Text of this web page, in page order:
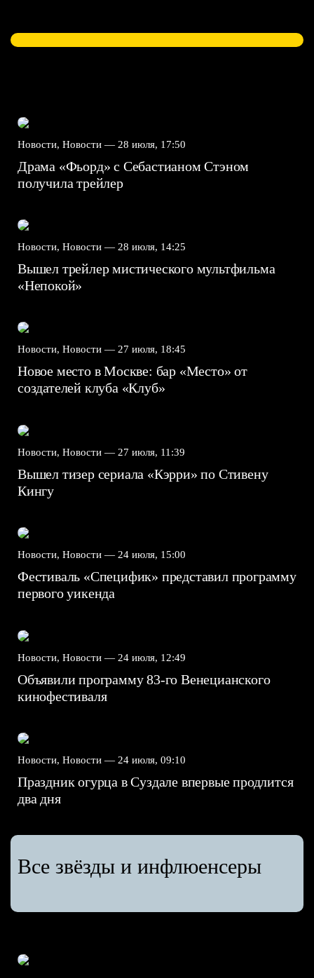
Новости, Новости — 28 июля, 17:50
Драма «Фьорд» с Себастианом Стэном
получила трейлер
Новости, Новости — 28 июля, 14:25
Вышел трейлер мистического мультфильма
«Непокой»
Новости, Новости — 27 июля, 18:45
Новое место в Москве: бар «Место» от
создателей клуба «Клуб»
Новости, Новости — 27 июля, 11:39
Вышел тизер сериала «Кэрри» по Стивену
Кингу
Новости, Новости — 24 июля, 15:00
Фестиваль «Специфик» представил программу
первого уикенда
Новости, Новости — 24 июля, 12:49
Объявили программу 83-го Венецианского
кинофестиваля
Новости, Новости — 24 июля, 09:10
Праздник огурца в Суздале впервые продлится
два дня
Все звёзды и инфлюенсеры